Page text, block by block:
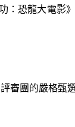
：恐龍大電影
審團的嚴格甄